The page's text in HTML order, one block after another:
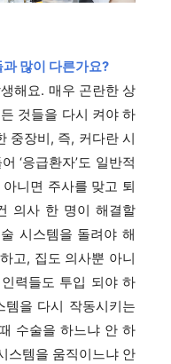
많이 다른가요?
해요. 매우 곤란한 상
것들을 다시 켜야 하
중장비, 즉, 커다란 시
‘응급환자’도 일반적
니면 주사를 맞고 퇴
의사 한 명이 해결할
시스템을 돌려야 해
고, 집도 의사뿐 아니
력들도 투입 되야 하
을 다시 작동시키는
수술을 하느냐 안 하
스템을 움직이느냐 안